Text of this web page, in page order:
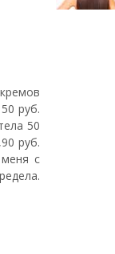
руб.
50
руб.
с